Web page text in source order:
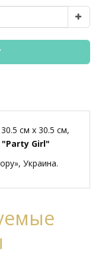
см x 30.5 см,
"Party Girl"
Украина.